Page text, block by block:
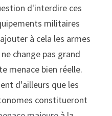
d'interdire ces
militaires
à cela les armes
change pas grand
menace bien réelle.
d'ailleurs que les
constitueront